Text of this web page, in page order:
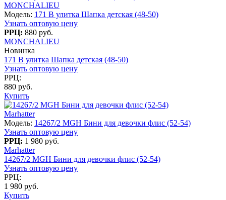
MONCHALIEU
Модель: 171 B улитка Шапка детская (48-50)
Узнать оптовую цену
РРЦ: 880 руб.
MONCHALIEU
Новинка
171 B улитка Шапка детская (48-50)
Узнать оптовую цену
РРЦ:
880 руб.
Купить
Marhatter
Модель: 14267/2 MGH Бини для девочки флис (52-54)
Узнать оптовую цену
РРЦ: 1 980 руб.
Marhatter
14267/2 MGH Бини для девочки флис (52-54)
Узнать оптовую цену
РРЦ:
1 980 руб.
Купить